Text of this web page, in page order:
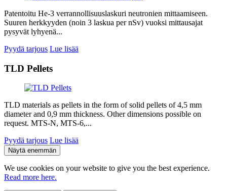
Patentoitu He-3 verrannollisuuslaskuri neutronien mittaamiseen.
Suuren herkkyyden (noin 3 laskua per nSv) vuoksi mittausajat
pysyvät lyhyenä...
Pyydä tarjous Lue lisää
TLD Pellets
TLD materials as pellets in the form of solid pellets of 4,5 mm
diameter and 0,9 mm thickness. Other dimensions possible on
request. MTS-N, MTS-6,...
Pyydä tarjous Lue lisää
Näytä enemmän
We use cookies on your website to give you the best experience.
Read more here.